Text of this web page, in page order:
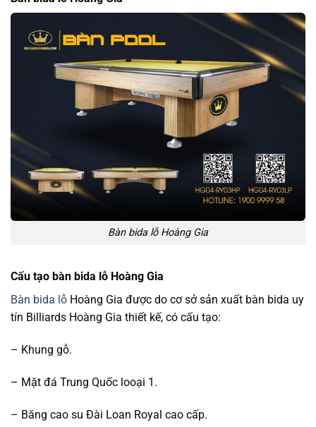
Bàn bida lỗ Hoàng Gia
Cấu tạo bàn bida lỗ Hoàng Gia
Bàn bida lỗ Hoàng Gia được do cơ sở sản xuất bàn bida uy
tín Billiards Hoàng Gia thiết kế, có cấu tạo:
– Khung gỗ.
– Mặt đá Trung Quốc looại 1.
– Băng cao su Đài Loan Royal cao cấp.